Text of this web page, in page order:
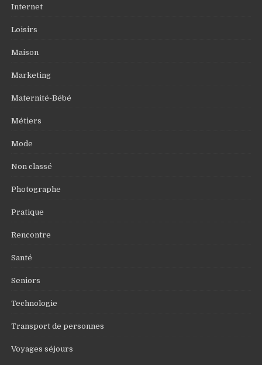
Internet
Loisirs
Maison
Marketing
Maternité-Bébé
Métiers
Mode
Non classé
Photographe
Pratique
Rencontre
Santé
Seniors
Technologie
Transport de personnes
Voyages séjours